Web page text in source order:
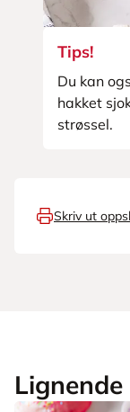
Tips!
Du kan
hakket
strøssel.
Skriv ut